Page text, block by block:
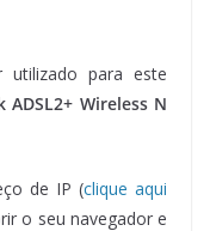
para este
Wireless N
de IP (clique aqui
o seu navegador e